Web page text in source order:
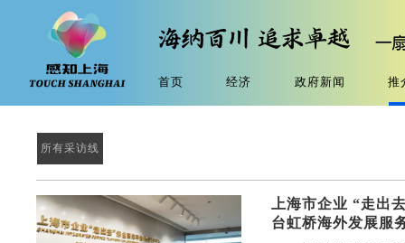
首页 经济 政府新闻 推
所有采访线
上海市企业 “走出
台虹桥海外发展服